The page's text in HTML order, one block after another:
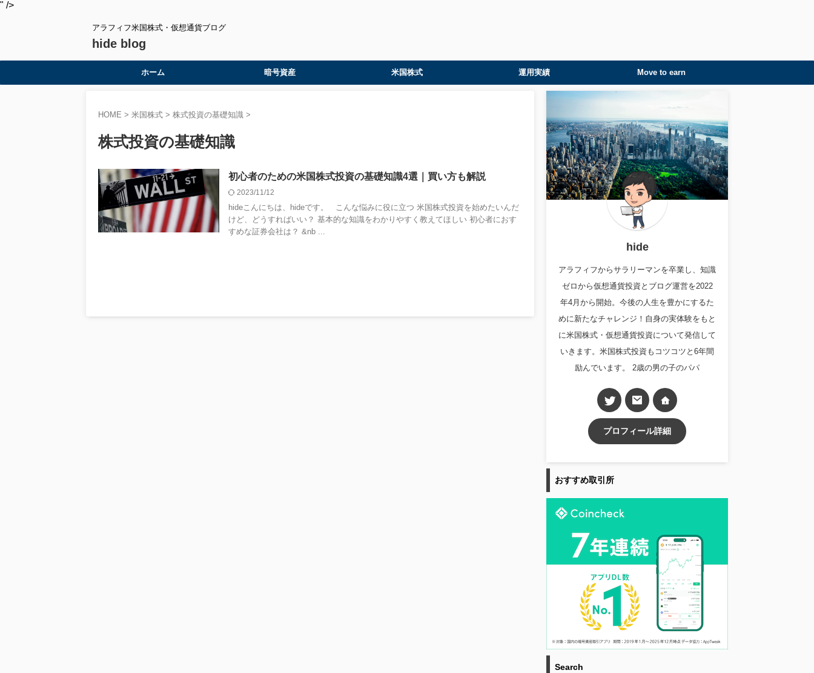
" />
アラフィフ米国株式・仮想通貨ブログ
hide blog
ホーム 暗号資産 米国株式 運用実績 Move to earn
HOME > 米国株式 > 株式投資の基礎知識 >
株式投資の基礎知識
初心者のための米国株式投資の基礎知識4選｜買い方も解説
2023/11/12
hideこんにちは、hideです。 こんな悩みに役に立つ 米国株式投資を始めたいんだ
けど、どうすればいい？ 基本的な知識をわかりやすく教えてほしい 初心者におす
すめな証券会社は？ &nb ...
hide
アラフィフからサラリーマンを卒業し、知識
ゼロから仮想通貨投資とブログ運営を2022
年4月から開始。今後の人生を豊かにするた
めに新たなチャレンジ！自身の実体験をもと
に米国株式・仮想通貨投資について発信して
いきます。米国株式投資もコツコツと6年間
励んでいます。 2歳の男の子のパパ
プロフィール詳細
おすすめ取引所
Search